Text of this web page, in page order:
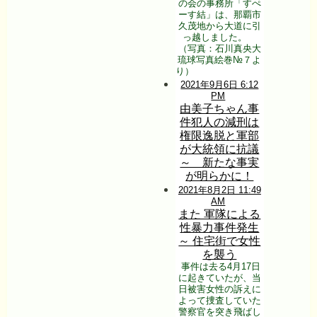
の会の事務所「すぺ
ーす結」は、那覇市
久茂地から大道に引
っ越しました。
（写真：石川真央大
琉球写真絵巻№７よ
り
2021年9月6日 6:12
PM
由美子ちゃん事
件犯人の減刑は
権限逸脱と軍部
が大統領に抗議
～ 新たな事実
が明らかに！
2021年8月2日 11:49
AM
また 軍隊による
性暴力事件発生
～ 住宅街で女性
を襲う
事件は去る4月17日
に起きていたが、当
日被害女性の訴えに
よって捜査していた
警察官を突き飛ばし